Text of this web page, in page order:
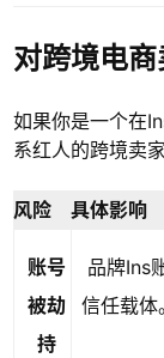
对跨境电
如果你是一个在
系红人的跨境卖
风险 具体影响
账号
被劫
持
品牌Ins
信任载体